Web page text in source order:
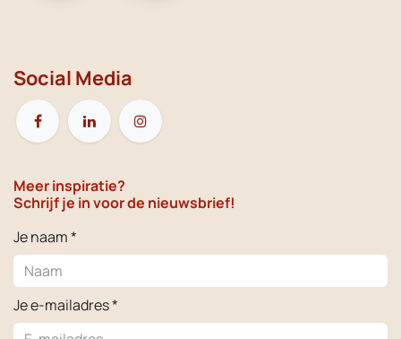
Social Media
Meer inspiratie?
Schrijf je in voor de nieuwsbrief!
Je naam *
Je e-mailadres *